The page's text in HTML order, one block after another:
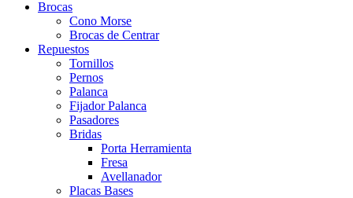
Brocas
Cono Morse
Brocas de Centrar
Repuestos
Tornillos
Pernos
Palanca
Fijador Palanca
Pasadores
Bridas
Porta Herramienta
Fresa
Avellanador
Placas Bases